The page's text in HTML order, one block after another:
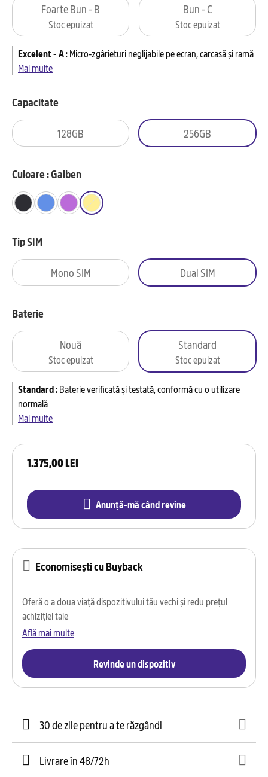
1.375,00 LEI
Anunță-mă când revine
Foarte Bun - B
Stoc epuizat
Bun - C
Stoc epuizat
Excelent - A:Micro-zgârieturi neglijabile pe ecran, carcasă și ramă
Mai multe
Capacitate
128GB 256GB
Culoare : Galben
Tip SIM
Mono SIM Dual SIM
Baterie
Nouă
Stoc epuizat
Standard
Stoc epuizat
Standard:Baterie verificată și testată, conformă cu o utilizare
normală
Mai multe
Economisești cu Buyback
Oferă o a doua viață dispozitivului tău vechi și redu prețul
achiziției tale
Află mai multe
Revinde un dispozitiv
30 de zile pentru a te răzgândi
Livrare în 48/72h